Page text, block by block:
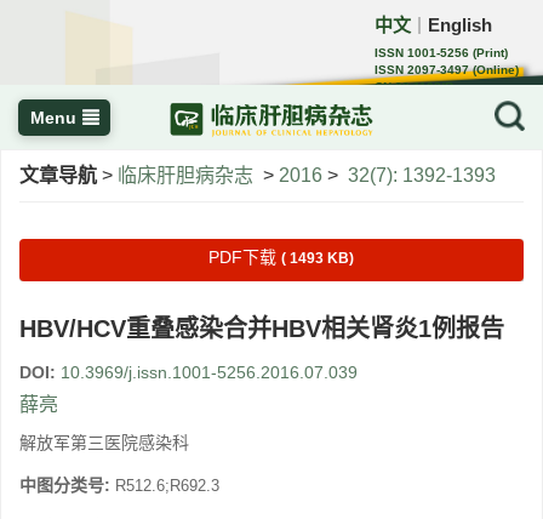
中文 English
ISSN 1001-5256 (Print)
ISSN 2097-3497 (Online)
CN 22-1108/R
Menu
文章导航 > 临床肝胆病杂志 > 2016 > 32(7): 1392-1393
PDF下载 ( 1493 KB)
HBV/HCV重叠感染合并HBV相关肾炎1例报告
DOI: 10.3969/j.issn.1001-5256.2016.07.039
薛亮
解放军第三医院感染科
中图分类号: R512.6;R692.3